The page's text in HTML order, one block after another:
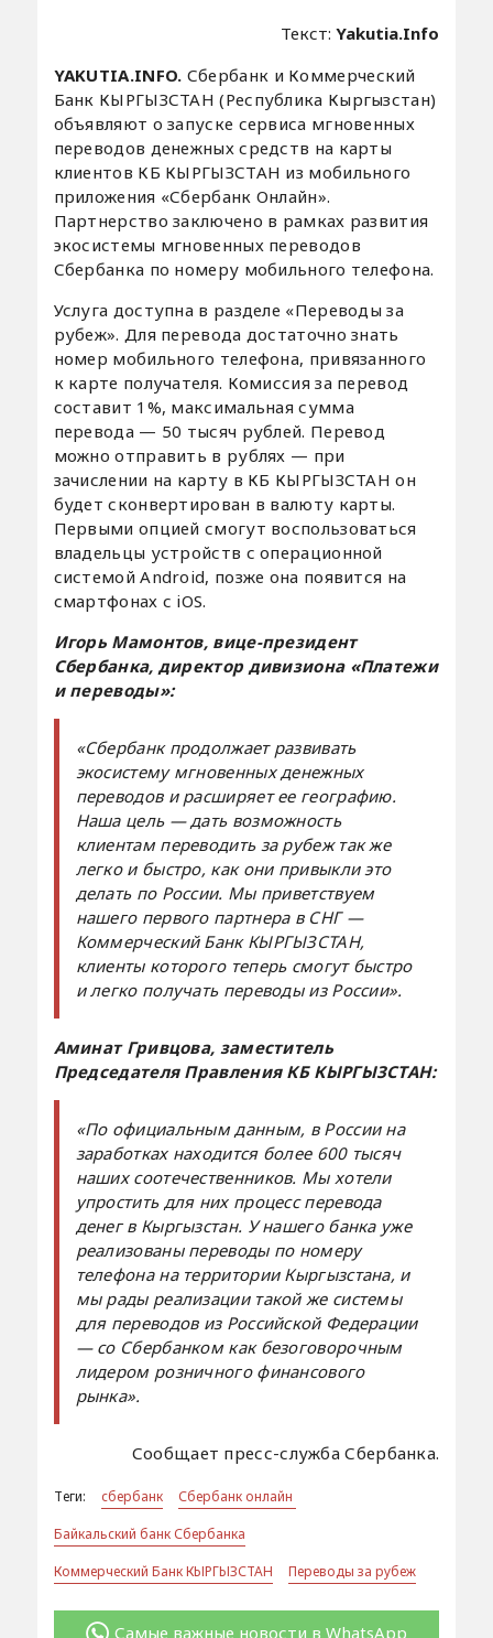
Текст:Yakutia.Info
YAKUTIA.INFO. Сбербанк и Коммерческий
Банк КЫРГЫЗСТАН (Республика Кыргызстан)
объявляют о запуске сервиса мгновенных
переводов денежных средств на карты
клиентов КБ КЫРГЫЗСТАН из мобильного
приложения «Сбербанк Онлайн».
Партнерство заключено в рамках развития
экосистемы мгновенных переводов
Сбербанка по номеру мобильного телефона.
Услуга доступна в разделе «Переводы за
рубеж». Для перевода достаточно знать
номер мобильного телефона, привязанного
к карте получателя. Комиссия за перевод
составит 1%, максимальная сумма
перевода — 50 тысяч рублей. Перевод
можно отправить в рублях — при
зачислении на карту в КБ КЫРГЫЗСТАН он
будет сконвертирован в валюту карты.
Первыми опцией смогут воспользоваться
владельцы устройств с операционной
системой Android, позже она появится на
смартфонах с iOS.
Игорь Мамонтов, вице-президент
Сбербанка, директор дивизиона «Платежи
и переводы»:
«Сбербанк продолжает развивать
экосистему мгновенных денежных
переводов и расширяет ее географию.
Наша цель — дать возможность
клиентам переводить за рубеж так же
легко и быстро, как они привыкли это
делать по России. Мы приветствуем
нашего первого партнера в СНГ —
Коммерческий Банк КЫРГЫЗСТАН,
клиенты которого теперь смогут быстро
и легко получать переводы из России».
Аминат Гривцова, заместитель
Председателя Правления КБ КЫРГЫЗСТАН:
«По официальным данным, в России на
заработках находится более 600 тысяч
наших соотечественников. Мы хотели
упростить для них процесс перевода
денег в Кыргызстан. У нашего банка уже
реализованы переводы по номеру
телефона на территории Кыргызстана, и
мы рады реализации такой же системы
для переводов из Российской Федерации
— со Сбербанком как безоговорочным
лидером розничного финансового
рынка».
Сообщает пресс-служба Сбербанка.
Теги: сбербанк
Сбербанк онлайн
Байкальский банк Сбербанка
Коммерческий Банк КЫРГЫЗСТАН
Переводы за рубеж
Самые важные новости в WhatsApp